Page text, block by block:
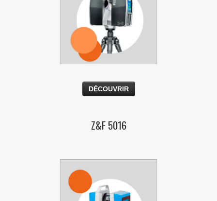
DÉCOUVRIR
Z&F 5016